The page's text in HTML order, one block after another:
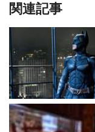
関連記事